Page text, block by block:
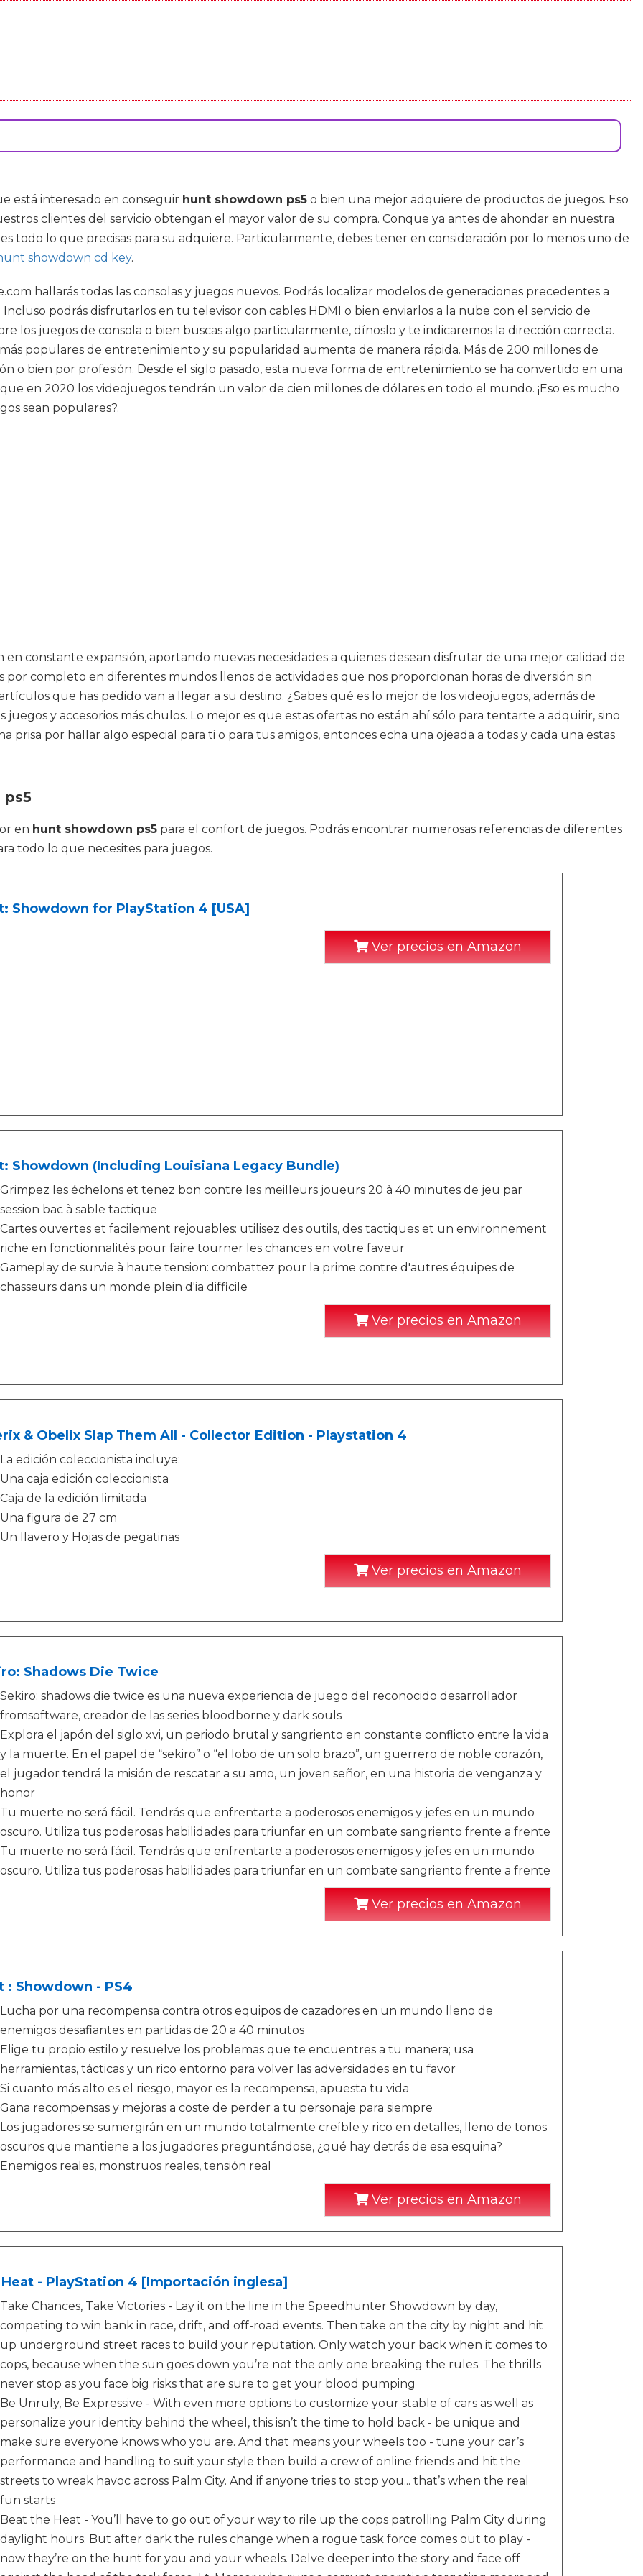
está interesado en conseguir hunt showdown ps5 o bien una mejor adquiere de productos de juegos. Eso
clientes del servicio obtengan el mayor valor de su compra. Conque ya antes de ahondar en nuestra
todo lo que precisas para su adquiere. Particularmente, debes tener en consideración por lo menos uno de
showdown cd key.
hallarás todas las consolas y juegos nuevos. Podrás localizar modelos de generaciones precedentes a
podrás disfrutarlos en tu televisor con cables HDMI o bien enviarlos a la nube con el servicio de
los juegos de consola o bien buscas algo particularmente, dínoslo y te indicaremos la dirección correcta.
populares de entretenimiento y su popularidad aumenta de manera rápida. Más de 200 millones de
o bien por profesión. Desde el siglo pasado, esta nueva forma de entretenimiento se ha convertido en una
en 2020 los videojuegos tendrán un valor de cien millones de dólares en todo el mundo. ¡Eso es mucho
sean populares?.
constante expansión, aportando nuevas necesidades a quienes desean disfrutar de una mejor calidad de
completo en diferentes mundos llenos de actividades que nos proporcionan horas de diversión sin
que has pedido van a llegar a su destino. ¿Sabes qué es lo mejor de los videojuegos, además de
y accesorios más chulos. Lo mejor es que estas ofertas no están ahí sólo para tentarte a adquirir, sino
por hallar algo especial para ti o para tus amigos, entonces echa una ojeada a todas y cada una estas
ps5
en hunt showdown ps5 para el confort de juegos. Podrás encontrar numerosas referencias de diferentes
todo lo que necesites para juegos.
Showdown for PlayStation 4 [USA]
Ver precios en Amazon
Showdown (Including Louisiana Legacy Bundle)
Grimpez les échelons et tenez bon contre les meilleurs joueurs 20 à 40 minutes de jeu par
session bac à sable tactique
Cartes ouvertes et facilement rejouables: utilisez des outils, des tactiques et un environnement
riche en fonctionnalités pour faire tourner les chances en votre faveur
Gameplay de survie à haute tension: combattez pour la prime contre d'autres équipes de
chasseurs dans un monde plein d'ia difficile
Ver precios en Amazon
& Obelix Slap Them All - Collector Edition - Playstation 4
La edición coleccionista incluye:
Una caja edición coleccionista
Caja de la edición limitada
Una figura de 27 cm
Un llavero y Hojas de pegatinas
Ver precios en Amazon
Shadows Die Twice
Sekiro: shadows die twice es una nueva experiencia de juego del reconocido desarrollador
fromsoftware, creador de las series bloodborne y dark souls
Explora el japón del siglo xvi, un periodo brutal y sangriento en constante conflicto entre la vida
y la muerte. En el papel de “sekiro” o “el lobo de un solo brazo”, un guerrero de noble corazón,
el jugador tendrá la misión de rescatar a su amo, un joven señor, en una historia de venganza y
honor
Tu muerte no será fácil. Tendrás que enfrentarte a poderosos enemigos y jefes en un mundo
oscuro. Utiliza tus poderosas habilidades para triunfar en un combate sangriento frente a frente
Tu muerte no será fácil. Tendrás que enfrentarte a poderosos enemigos y jefes en un mundo
oscuro. Utiliza tus poderosas habilidades para triunfar en un combate sangriento frente a frente
Ver precios en Amazon
: Showdown - PS4
Lucha por una recompensa contra otros equipos de cazadores en un mundo lleno de
enemigos desafiantes en partidas de 20 a 40 minutos
Elige tu propio estilo y resuelve los problemas que te encuentres a tu manera; usa
herramientas, tácticas y un rico entorno para volver las adversidades en tu favor
Si cuanto más alto es el riesgo, mayor es la recompensa, apuesta tu vida
Gana recompensas y mejoras a coste de perder a tu personaje para siempre
Los jugadores se sumergirán en un mundo totalmente creíble y rico en detalles, lleno de tonos
oscuros que mantiene a los jugadores preguntándose, ¿qué hay detrás de esa esquina?
Enemigos reales, monstruos reales, tensión real
Ver precios en Amazon
Heat - PlayStation 4 [Importación inglesa]
Take Chances, Take Victories - Lay it on the line in the Speedhunter Showdown by day,
competing to win bank in race, drift, and off-road events. Then take on the city by night and hit
up underground street races to build your reputation. Only watch your back when it comes to
cops, because when the sun goes down you’re not the only one breaking the rules. The thrills
never stop as you face big risks that are sure to get your blood pumping
Be Unruly, Be Expressive - With even more options to customize your stable of cars as well as
personalize your identity behind the wheel, this isn’t the time to hold back - be unique and
make sure everyone knows who you are. And that means your wheels too - tune your car’s
performance and handling to suit your style then build a crew of online friends and hit the
streets to wreak havoc across Palm City. And if anyone tries to stop you... that’s when the real
fun starts
Beat the Heat - You’ll have to go out of your way to rile up the cops patrolling Palm City during
daylight hours. But after dark the rules change when a rogue task force comes out to play -
now they’re on the hunt for you and your wheels. Delve deeper into the story and face off